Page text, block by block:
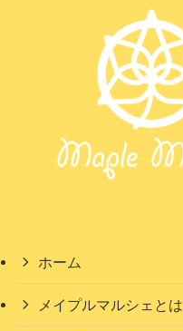
ホーム
メイプルマルシェとは